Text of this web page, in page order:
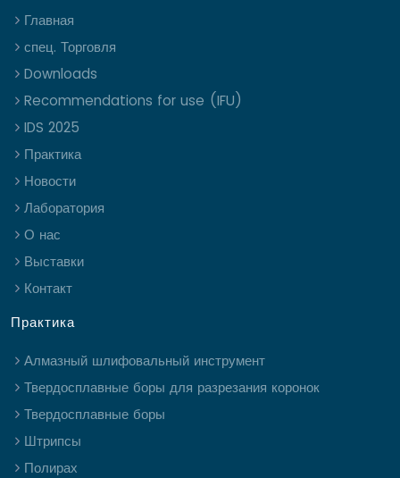
Главная
спец. Торговля
Downloads
Recommendations for use (IFU)
IDS 2025
Практика
Новости
Лаборатория
О нас
Выставки
Контакт
Практика
Алмазный шлифовальный инструмент
Твердосплавные боры для разрезания коронок
Твердосплавные боры
Штрипсы
Полирах